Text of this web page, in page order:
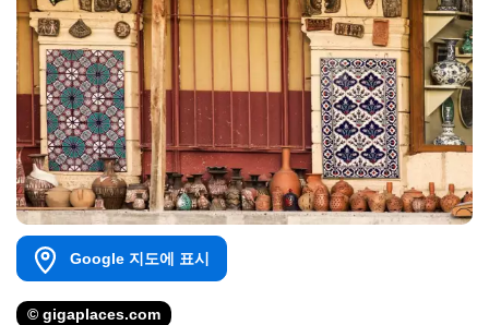
Google 지도에 표시
© gigaplaces.com